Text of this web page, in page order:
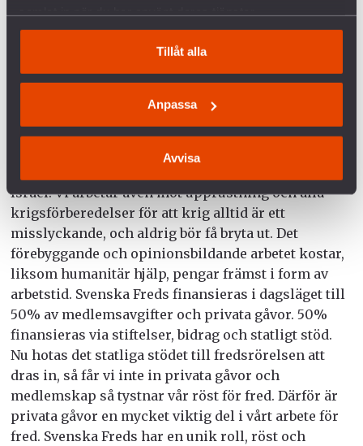
Tillåt alla
Anpassa
Avvisa
Ditt engagemang har betydelse.
VARFÖR BER VI OM EN GÅVA?
Vi på Svenska Freds arbetar intensivt med politisk
påverkan, opinionsbildning och mobilisering för
Israel. Vi arbetar även mot upprustning och alla
krigsförberedelser för att krig alltid är ett
misslyckande, och aldrig bör få bryta ut. Det
förebyggande och opinionsbildande arbetet kostar,
liksom humanitär hjälp, pengar främst i form av
arbetstid. Svenska Freds finansieras i dagsläget till
50% av medlemsavgifter och privata gåvor. 50%
finansieras via stiftelser, bidrag och statligt stöd.
Nu hotas det statliga stödet till fredsrörelsen att
dras in, så får vi inte in privata gåvor och
medlemskap så tystnar vår röst för fred. Därför är
privata gåvor en mycket viktig del i vårt arbete för
fred. Svenska Freds har en unik roll, röst och